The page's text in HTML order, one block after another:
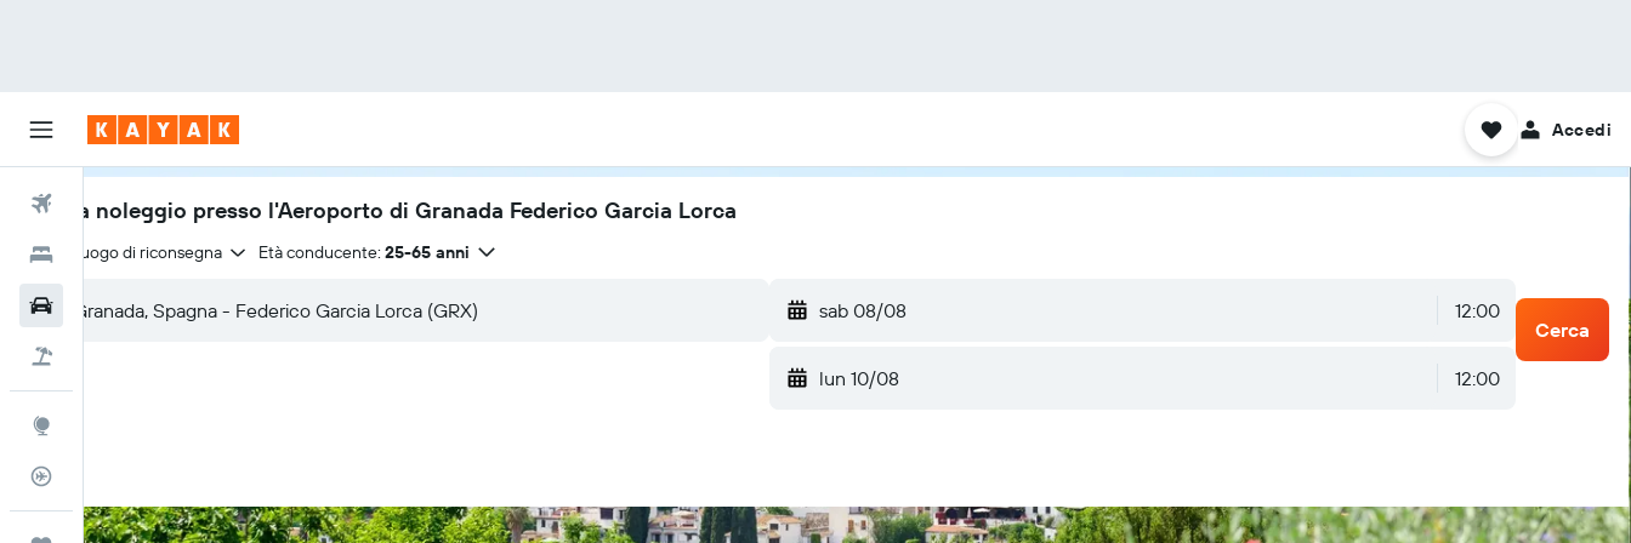
Accedi
Voli
Hotel
Auto
Auto a noleggio presso l'Aeroporto di Granada Federico Garcia Lorca
Stesso luogo di riconsegna Età conducente: 25-65 anni
sab 08/08 12:00
lun 10/08 12:00
Cerca